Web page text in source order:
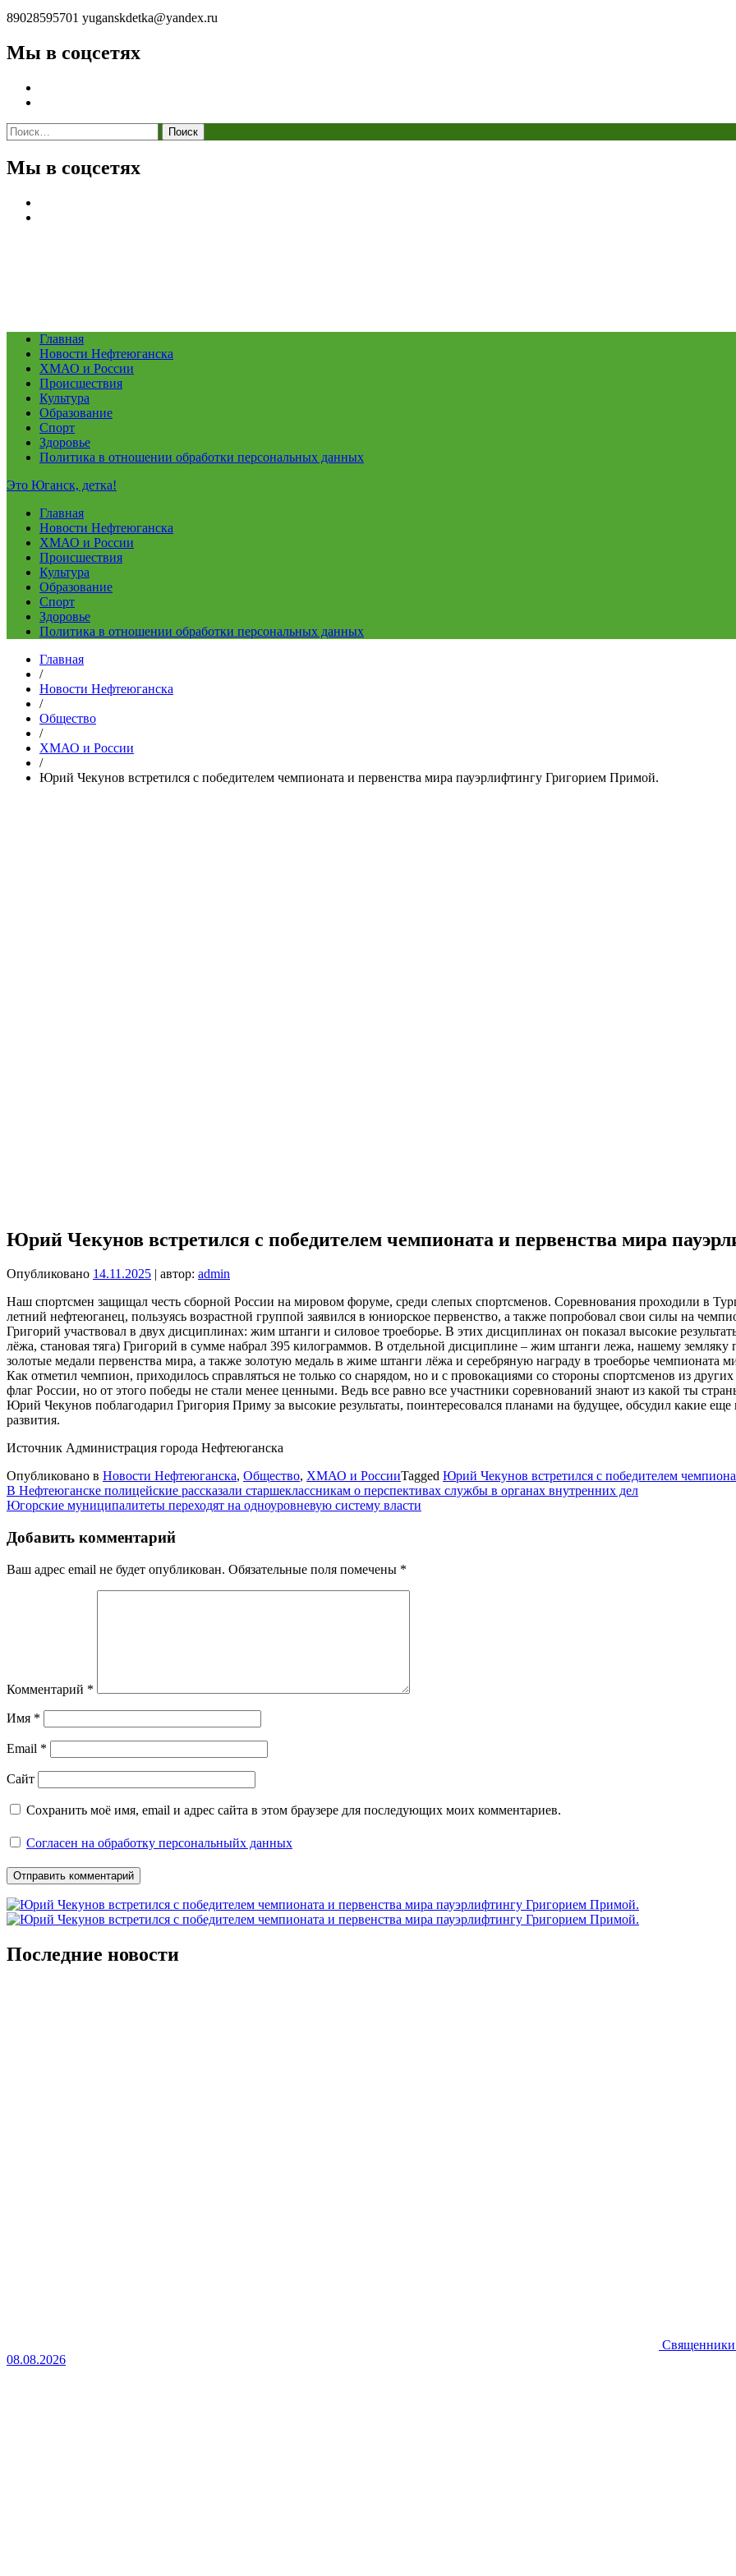
89028595701 yuganskdetka@yandex.ru
Мы в соцсетях
Найти:
Мы в соцсетях
Главная
Новости Нефтеюганска
ХМАО и России
Происшествия
Культура
Образование
Спорт
Здоровье
Политика в отношении обработки персональных данных
Это Юганск, детка!
Главная
Новости Нефтеюганска
ХМАО и России
Происшествия
Культура
Образование
Спорт
Здоровье
Политика в отношении обработки персональных данных
Главная
/
Новости Нефтеюганска
/
Общество
/
ХМАО и России
/
Юрий Чекунов встретился с победителем чемпионата и первенства мира пауэрлифтингу Григорием Примой.
Юрий Чекунов встретился с победителем чемпионата и первенства мира
Опубликовано 14.11.2025 | автор: admin
Наш спортсмен защищал честь сборной России на мировом форуме, среди слепых спортсменов. Соревнования проходили в
летний нефтеюганец, пользуясь возрастной группой заявился в юниорское первенство, а также попробовал свои силы на
Григорий участвовал в двух дисциплинах: жим штанги и силовое троеборье. В этих дисциплинах он показал высокие
лёжа, становая тяга) Григорий в сумме набрал 395 килограммов. В отдельной дисциплине – жим штанги лежа, нашему земляку
золотые медали первенства мира, а также золотую медаль в жиме штанги лёжа и серебряную награду в троеборье чемпионата
Как отметил чемпион, приходилось справляться не только со снарядом, но и с провокациями со стороны спортсменов из
флаг России, но от этого победы не стали менее ценными. Ведь все равно все участники соревнований знают из какой ты
Юрий Чекунов поблагодарил Григория Приму за высокие результаты, поинтересовался планами на будущее, обсудил какие
развития.
Источник Администрация города Нефтеюганска
Опубликовано в Новости Нефтеюганска, Общество, ХМАО и РоссииTagged Юрий Чекунов встретился с победителем
Навигация
по
записям
В Нефтеюганске полицейские рассказали старшеклассникам о перспективах службы в органах внутренних дел
Югорские муниципалитеты переходят на одноуровневую систему власти
Добавить комментарий
Ваш адрес email не будет опубликован. Обязательные поля помечены *
Комментарий *
Имя *
Email *
Сайт
Сохранить моё имя, email и адрес сайта в этом браузере для последующих моих комментариев.
Согласен на обработку персональныйх данных
Последние новости
Священники
08.08.2026